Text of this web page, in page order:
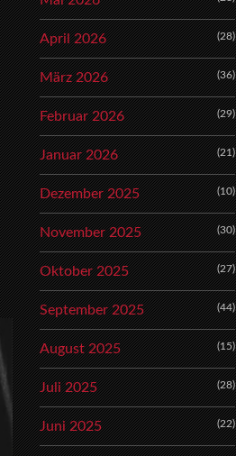
April 2026 (28)
März 2026 (36)
Februar 2026 (29)
Januar 2026 (21)
Dezember 2025 (10)
November 2025 (30)
Oktober 2025 (27)
September 2025 (44)
August 2025 (15)
Juli 2025 (28)
Juni 2025 (22)